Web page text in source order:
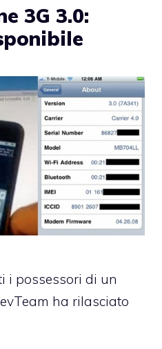
3G 3.0:
i possessori di un
ha rilasciato